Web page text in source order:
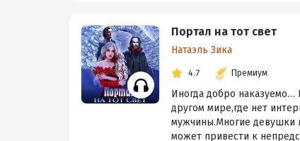
Портал на тот свет
Натаэль Зика
4.7 Премиум
Иногда добро
другом мире,где нет
мужчины.Многие девушки
может привести к